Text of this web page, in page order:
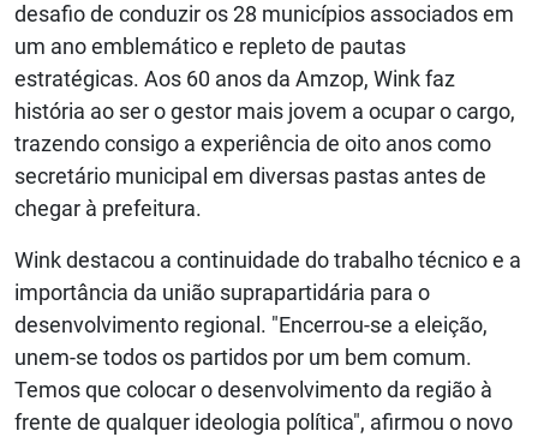
desafio de conduzir os 28 municípios associados em
um ano emblemático e repleto de pautas
estratégicas. Aos 60 anos da Amzop, Wink faz
história ao ser o gestor mais jovem a ocupar o cargo,
trazendo consigo a experiência de oito anos como
secretário municipal em diversas pastas antes de
chegar à prefeitura.
Wink destacou a continuidade do trabalho técnico e a
importância da união suprapartidária para o
desenvolvimento regional. "Encerrou-se a eleição,
unem-se todos os partidos por um bem comum.
Temos que colocar o desenvolvimento da região à
frente de qualquer ideologia política", afirmou o novo